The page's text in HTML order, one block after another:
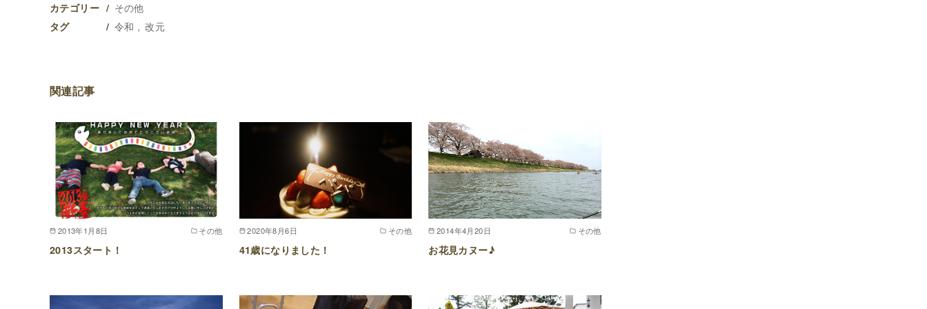
カテゴリー その他
タグ 令和 改元
関連記事
2013年1月8日 その他
2013スタート！
2020年8月6日 その他
41歳になりました！
2014年4月20日 その他
お花見カヌー♪